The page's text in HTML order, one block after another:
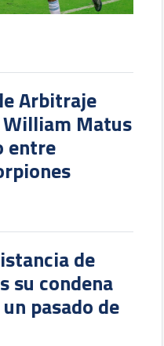
Arbitraje
Matus
entre
de
su condena
pasado de